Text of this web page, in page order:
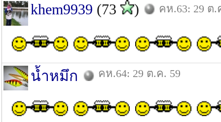
khem9939 (73 ) คห.63: 29 ต.
น้ำหมึก คห.64: 29 ต.ค. 59